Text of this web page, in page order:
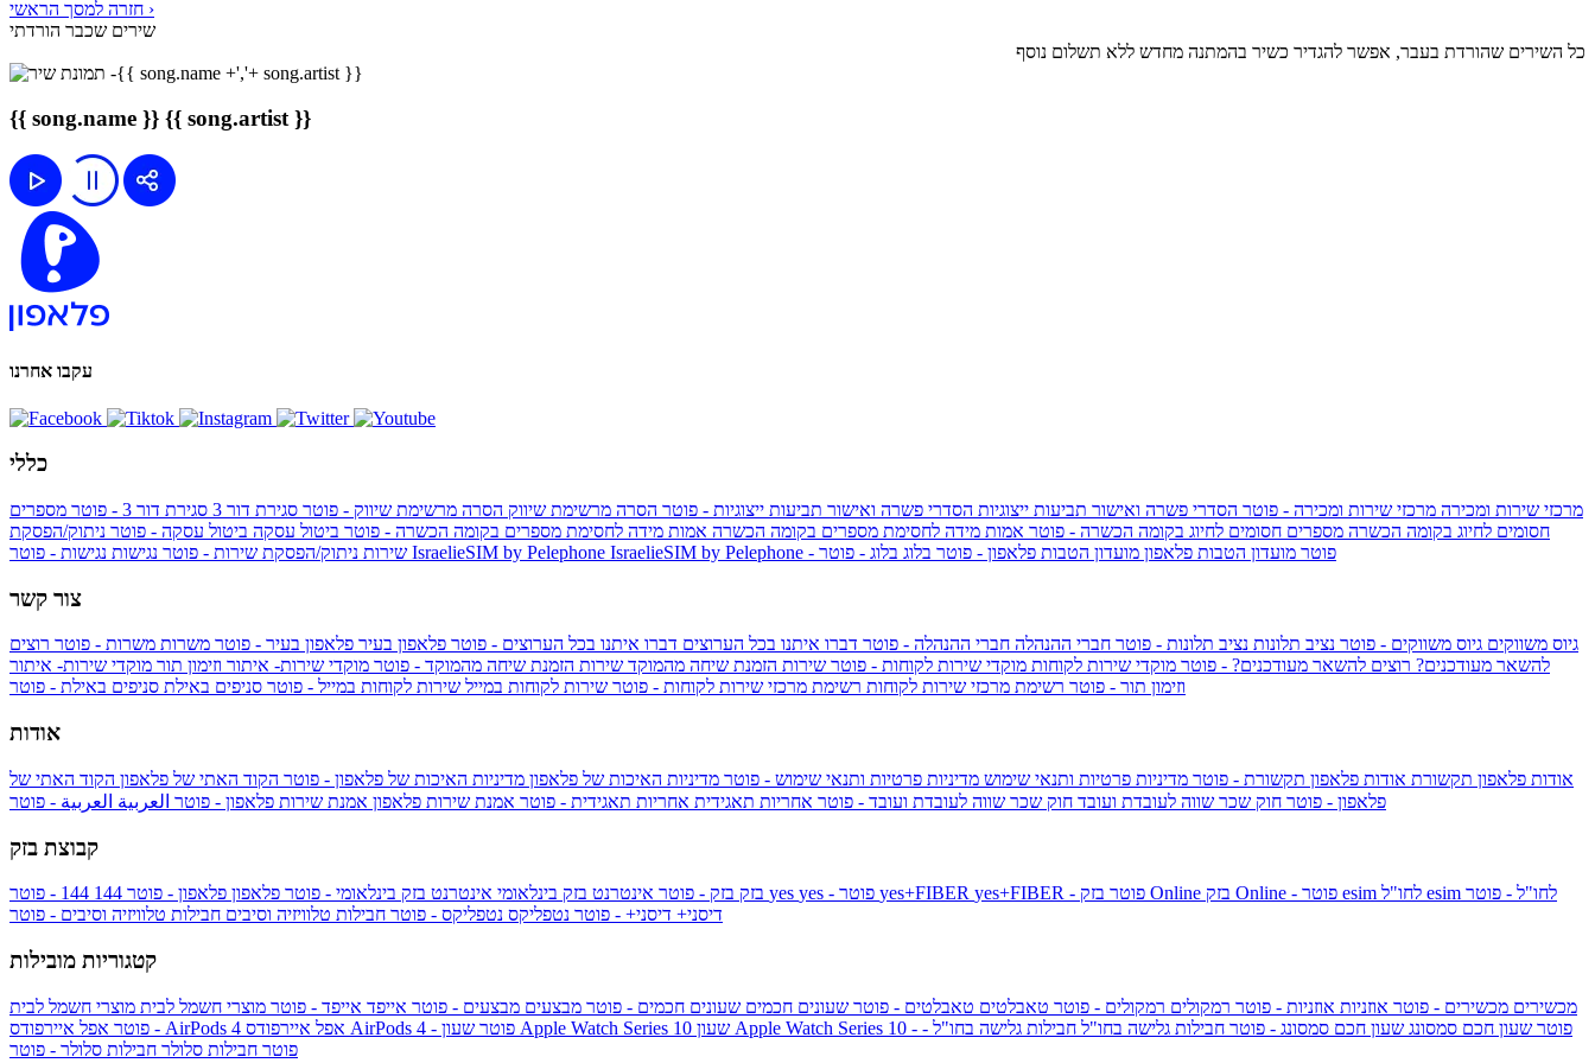
חזרה למסך הראשי ›
שירים שכבר הורדתי
כל השירים שהורדת בעבר, אפשר להגדיר כשיר בהמתנה מחדש ללא תשלום נוסף
{{ song.name }} {{ song.artist }}
עקבו אחרנו
כללי
מרכזי שירות ומכירה מרכזי שירות ומכירה - פוטר הסדרי פשרה ואישור תביעות ייצוגיות הסדרי פשרה ואישור תביעות ייצוגיות - פוטר הסרה מרשימת שיווק הסרה מרשימת שיווק - פוטר סגירת דור 3 סגירת דור 3 - פוטר
מספרים
חסומים לחיוג בקומה הכשרה מספרים חסומים לחיוג בקומה הכשרה - פוטר אמות מידה לחסימת מספרים בקומה הכשרה אמות מידה לחסימת מספרים בקומה הכשרה - פוטר ביטול עסקה ביטול עסקה - פוטר ניתוק/הפסקת
שירות ניתוק/הפסקת שירות - פוטר נגישות IsraelieSIM by Pelephone IsraelieSIM by Pelephone - פוטר מועדון הטבות פלאפון מועדון הטבות פלאפון - פוטר בלוג בלוג - פוטר
צור קשר
גיוס משווקים גיוס משווקים - פוטר נציב תלונות נציב תלונות - פוטר חברי ההנהלה חברי ההנהלה - פוטר דברו איתנו בכל הערוצים דברו איתנו בכל הערוצים - פוטר פלאפון בעיר פלאפון בעיר - פוטר משרות משרות - פוטר רוצים
להשאר מעודכנים? רוצים להשאר מעודכנים? - פוטר מוקדי שירות לקוחות מוקדי שירות לקוחות - פוטר שירות הזמנת שיחה מהמוקד שירות הזמנת שיחה מהמוקד - פוטר מוקדי שירות- איתור וזימון תור מוקדי שירות- איתור
וזימון תור - פוטר רשימת מרכזי שירות לקוחות רשימת מרכזי שירות לקוחות - פוטר שירות לקוחות במייל שירות לקוחות במייל - פוטר סניפים באילת סניפים באילת - פוטר
אודות
אודות פלאפון תקשורת אודות פלאפון תקשורת - פוטר מדיניות פרטיות ותנאי שימוש מדיניות פרטיות ותנאי שימוש - פוטר מדיניות האיכות של פלאפון מדיניות האיכות של פלאפון - פוטר הקוד האתי של פלאפון הקוד האתי של
פלאפון - פוטר חוק שכר שווה לעובדת ועובד חוק שכר שווה לעובדת ועובד - פוטר אחריות תאגידית אחריות תאגידית - פוטר אמנת שירות פלאפון אמנת שירות פלאפון - פוטר العربية العربية - פוטר
קבוצת בזק
בזק בזק - פוטר אינטרנט בזק בינלאומי אינטרנט בזק בינלאומי - פוטר פלאפון פלאפון - פוטר 144 yes yes+FIBER yes+FIBER - פוטר בזק Online
esim לחו"ל - פוטר
דיסני+ דיסני+ - פוטר נטפליקס נטפליקס - פוטר חבילות טלוויזיה וסיבים חבילות טלוויזיה וסיבים - פוטר
קטגוריות מובילות
מכשירים מכשירים - פוטר אוזניות אוזניות - פוטר רמקולים רמקולים - פוטר טאבלטים טאבלטים - פוטר שעונים חכמים שעונים חכמים - פוטר מבצעים מבצעים - פוטר אייפד אייפד - פוטר מוצרי חשמל לבית מוצרי חשמל לבית
- פוטר אפל איירפודס AirPods 4 אפל איירפודס AirPods 4 - פוטר שעון Apple Watch Series 10 שעון Apple Watch Series 10 - פוטר שעון חכם סמסונג שעון חכם סמסונג - פוטר חבילות גלישה בחו"ל חבילות גלישה בחו"ל -
פוטר חבילות סלולר חבילות סלולר - פוטר